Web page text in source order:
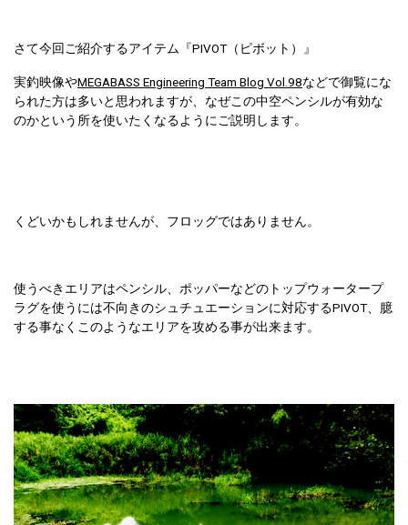
さて今回ご紹介するアイテム『PIVOT（ピボット）』
実釣映像やMEGABASS Engineering Team Blog Vol.98などで御覧にな
られた方は多いと思われますが、なぜこの中空ペンシルが有効な
のかという所を使いたくなるようにご説明します。
くどいかもしれませんが、フロッグではありません。
使うべきエリアはペンシル、ポッパーなどのトップウォータープ
ラグを使うには不向きのシュチュエーションに対応するPIVOT、臆
する事なくこのようなエリアを攻める事が出来ます。